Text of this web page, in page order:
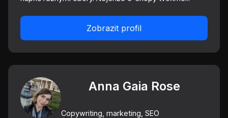
Zobrazit profil
Anna Gaia Rose
Copywriting, marketing, SEO